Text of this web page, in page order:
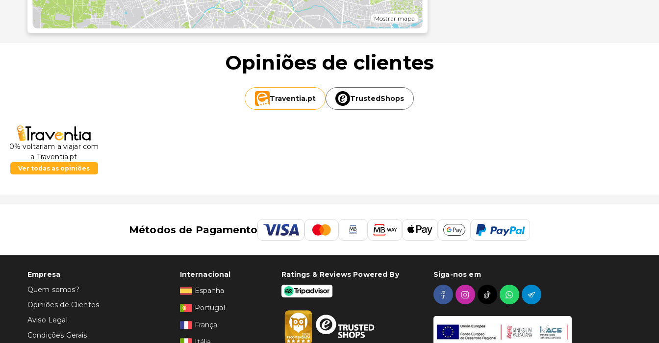
Igreja de Santo Onofre - 1,5 km/0,9 mi
Farol - 2,3 km/1,4 mi
Delfinário - 3,8 km/2,4 mi
Reserva de Vida Selvagem Bolshoy Utrish - 9,7 km/6 mi
O aeroporto principal mais próximo é o de Anapa (AAQ-Vityazevo) - 17,4 km/10,8 mi
Mostrar mapa
Opiniões de clientes
Traventia.pt TrustedShops
0% voltariam a viajar com
a Traventia.pt
Ver todas as opiniões
Métodos de Pagamento
Empresa
Quem somos?
Opiniões de Clientes
Aviso Legal
Condições Gerais
Internacional
Espanha
Portugal
França
Ratings & Reviews Powered By Siga-nos em